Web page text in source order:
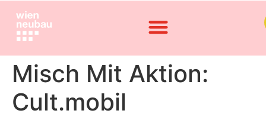
Misch Mit Aktion:
Cult.mobil